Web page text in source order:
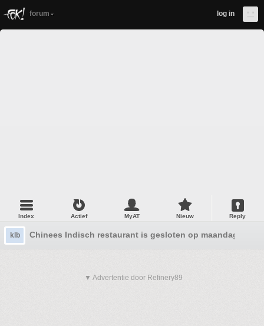
forum log in
Index Actief MyAT Nieuw Reply
klb Chinees Indisch restaurant is gesloten op maandag
▼ Advertentie door Refinery89